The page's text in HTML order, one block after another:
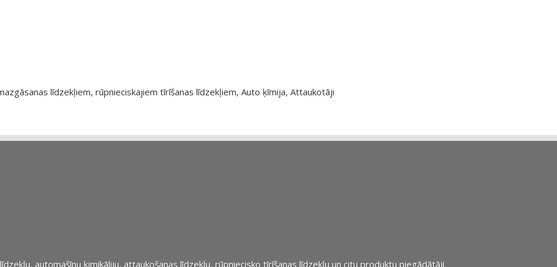
līdzekļiem, rūpnieciskajiem tīrīšanas līdzekļiem, Auto ķīmija, Attaukotāji
automašīnu ķimikāliju, attaukošanas līdzekļu, rūpniecisko tīrīšanas līdzekļu un citu produktu piegādātāji.